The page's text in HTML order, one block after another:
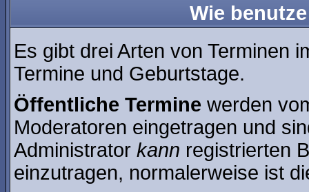
Wie
Es gibt drei Arten von Terminen
Termine und Geburtstage.
Öffentliche Termine werden
Moderatoren eingetragen und
Administrator kann registrierten
einzutragen, normalerweise ist